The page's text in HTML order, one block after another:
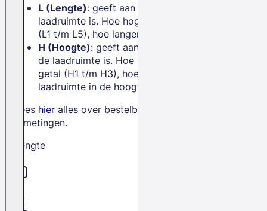
L (Lengte): geeft aan hoe lang de
laadruimte is. Hoe hoger het getal
(L1 t/m L5), hoe langer de bus.
H (Hoogte): geeft aan hoe hoog
de laadruimte is. Hoe hoger het
getal (H1 t/m H3), hoe meer
laadruimte in de hoogte.
Lees hier alles over bestelbus
afmetingen.
Lengte